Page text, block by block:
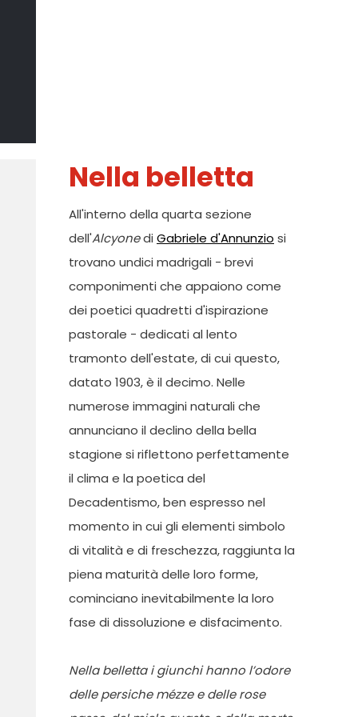
Nella belletta
All'interno della quarta sezione
dell'Alcyonedi Gabriele d'Annunzio si
trovano undici madrigali - brevi
componimenti che appaiono come
dei poetici quadretti d'ispirazione
pastorale - dedicati al lento
tramonto dell'estate, di cui questo,
datato 1903, è il decimo. Nelle
numerose immagini naturali che
annunciano il declino della bella
stagione si riflettono perfettamente
il clima e la poetica del
Decadentismo, ben espresso nel
momento in cui gli elementi simbolo
di vitalità e di freschezza, raggiunta la
piena maturità delle loro forme,
cominciano inevitabilmente la loro
fase di dissoluzione e disfacimento.
Nella belletta i giunchi hanno l’odore
delle persiche mézze e delle rose